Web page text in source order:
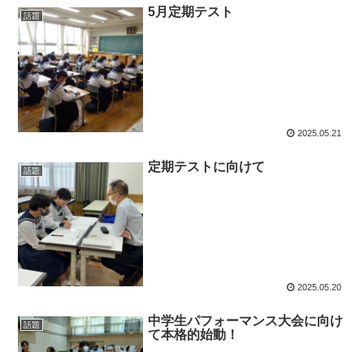
話題 5月定期テスト
2025.05.21
話題 定期テストに向けて
2025.05.20
話題
中学生パフォーマンス大会に向け
て本格的始動！